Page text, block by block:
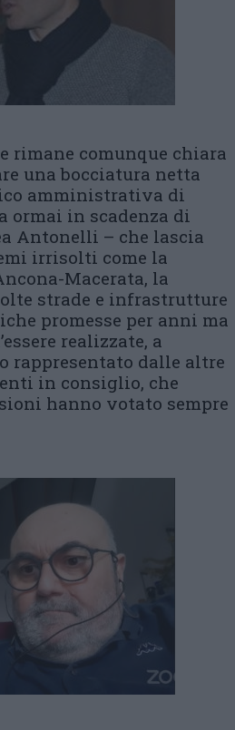
rimane comunque chiara
una bocciatura netta
amministrativa di
ormai in scadenza di
Antonelli – che lascia
irrisolti come la
Macerata, la
strade e infrastrutture
promesse per anni ma
realizzate, a
rappresentato dalle altre
in consiglio, che
hanno votato sempre